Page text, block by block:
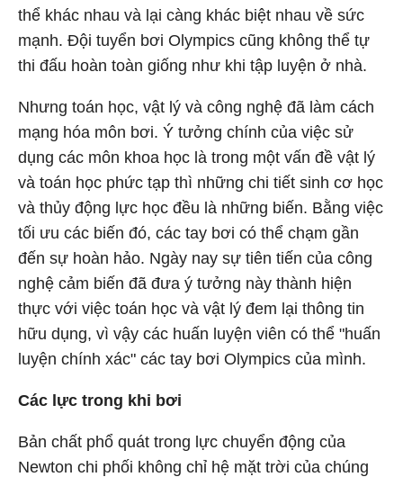
thể khác nhau và lại càng khác biệt nhau về sức
mạnh. Đội tuyển bơi Olympics cũng không thể tự
thi đấu hoàn toàn giống như khi tập luyện ở nhà.
Nhưng toán học, vật lý và công nghệ đã làm cách
mạng hóa môn bơi. Ý tưởng chính của việc sử
dụng các môn khoa học là trong một vấn đề vật lý
và toán học phức tạp thì những chi tiết sinh cơ học
và thủy động lực học đều là những biến. Bằng việc
tối ưu các biến đó, các tay bơi có thể chạm gần
đến sự hoàn hảo. Ngày nay sự tiên tiến của công
nghệ cảm biến đã đưa ý tưởng này thành hiện
thực với việc toán học và vật lý đem lại thông tin
hữu dụng, vì vậy các huấn luyện viên có thể "huấn
luyện chính xác" các tay bơi Olympics của mình.
Các lực trong khi bơi
Bản chất phổ quát trong lực chuyển động của
Newton chi phối không chỉ hệ mặt trời của chúng